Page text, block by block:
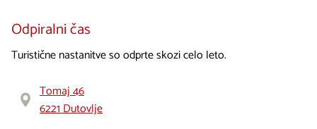
Odpiralni čas
Turistične nastanitve so odprte skozi celo leto.
Tomaj 46
6221 Dutovlje